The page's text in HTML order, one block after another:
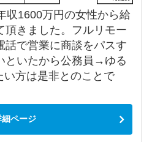
収1600万円の女性から給
頂きました。フルリモー
話で営業に商談をパスす
といたから公務員→ゆる
い方は是非とのことで
細ページ